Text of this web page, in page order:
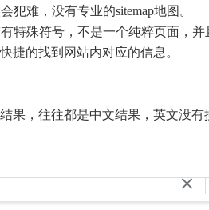
难，没有专业的sitemap地图。
特殊符号，不是一个纯粹页面，
捷的找到网站内对应的信息。
果，往往都是中文结果，英文没